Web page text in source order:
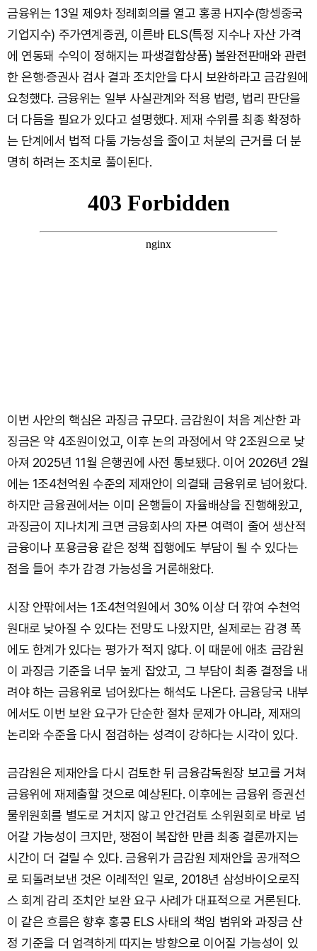
금융위는 13일 제9차 정례회의를 열고 홍콩 H지수(항셍중국
기업지수) 주가연계증권, 이른바 ELS(특정 지수나 자산 가격
에 연동돼 수익이 정해지는 파생결합상품) 불완전판매와 관련
한 은행·증권사 검사 결과 조치안을 다시 보완하라고 금감원에
요청했다. 금융위는 일부 사실관계와 적용 법령, 법리 판단을
더 다듬을 필요가 있다고 설명했다. 제재 수위를 최종 확정하
는 단계에서 법적 다툼 가능성을 줄이고 처분의 근거를 더 분
명히 하려는 조치로 풀이된다.
이번 사안의 핵심은 과징금 규모다. 금감원이 처음 계산한 과
징금은 약 4조원이었고, 이후 논의 과정에서 약 2조원으로 낮
아져 2025년 11월 은행권에 사전 통보됐다. 이어 2026년 2월
에는 1조4천억원 수준의 제재안이 의결돼 금융위로 넘어왔다.
하지만 금융권에서는 이미 은행들이 자율배상을 진행해왔고,
과징금이 지나치게 크면 금융회사의 자본 여력이 줄어 생산적
금융이나 포용금융 같은 정책 집행에도 부담이 될 수 있다는
점을 들어 추가 감경 가능성을 거론해왔다.
시장 안팎에서는 1조4천억원에서 30% 이상 더 깎여 수천억
원대로 낮아질 수 있다는 전망도 나왔지만, 실제로는 감경 폭
에도 한계가 있다는 평가가 적지 않다. 이 때문에 애초 금감원
이 과징금 기준을 너무 높게 잡았고, 그 부담이 최종 결정을 내
려야 하는 금융위로 넘어왔다는 해석도 나온다. 금융당국 내부
에서도 이번 보완 요구가 단순한 절차 문제가 아니라, 제재의
논리와 수준을 다시 점검하는 성격이 강하다는 시각이 있다.
금감원은 제재안을 다시 검토한 뒤 금융감독원장 보고를 거쳐
금융위에 재제출할 것으로 예상된다. 이후에는 금융위 증권선
물위원회를 별도로 거치지 않고 안건검토 소위원회로 바로 넘
어갈 가능성이 크지만, 쟁점이 복잡한 만큼 최종 결론까지는
시간이 더 걸릴 수 있다. 금융위가 금감원 제재안을 공개적으
로 되돌려보낸 것은 이례적인 일로, 2018년 삼성바이오로직
스 회계 감리 조치안 보완 요구 사례가 대표적으로 거론된다.
이 같은 흐름은 향후 홍콩 ELS 사태의 책임 범위와 과징금 산
정 기준을 더 엄격하게 따지는 방향으로 이어질 가능성이 있